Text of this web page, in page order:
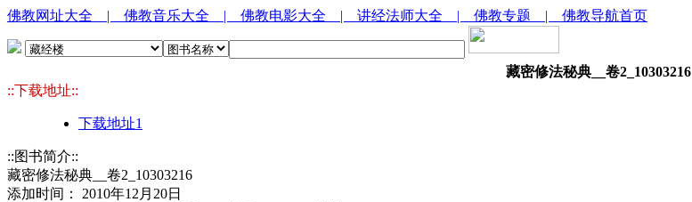
佛教网址大全 | 佛教音乐大全 | 佛教电影大全 | 讲经法师大全 | 佛教专题 | 佛教导航首页
藏密修法秘典__卷2_10303216
::下载地址::
下载地址1
::图书简介::
藏密修法秘典__卷2_10303216
添加时间： 2010年12月20日